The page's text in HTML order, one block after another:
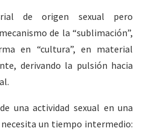
de origen sexual pero
de la “sublimación”,
en “cultura”, en material
derivando la pulsión hacia
una actividad sexual en una
un tiempo intermedio: